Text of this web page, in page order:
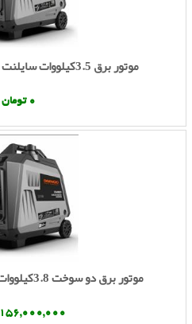
موتور برق 3.5کیلووات سایلنت دوو مدل GDA3000S
0 تومان
موتور برق دو سوخت 3.8کیلووات دوو مدل GDA4000S
156,000,000 تومان